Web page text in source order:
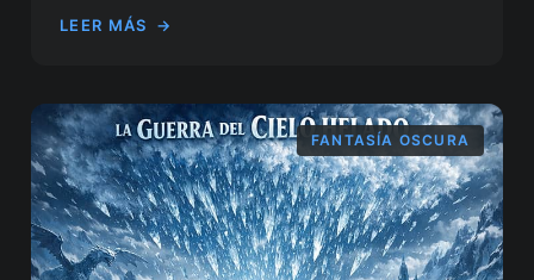
LEER MÁS →
FANTASÍA OSCURA